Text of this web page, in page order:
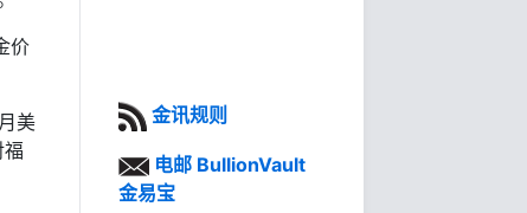
价
美
金讯规则
电邮 BullionVault
金易宝